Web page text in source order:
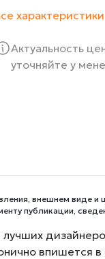
характеристики
Актуальность
уточняйте у
внешнем виде
публикации,
впишется